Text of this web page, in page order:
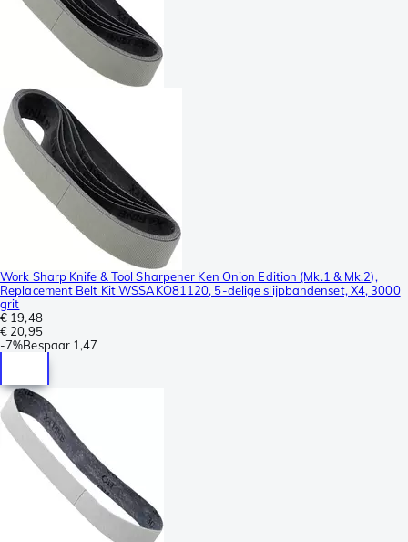
Work Sharp Knife & Tool Sharpener Ken Onion Edition (Mk.1 & Mk.2),
Replacement Belt Kit WSSAKO81120, 5-delige slijpbandenset, X4, 3000
grit
€ 19,48
€ 20,95
-7%Bespaar 1,47